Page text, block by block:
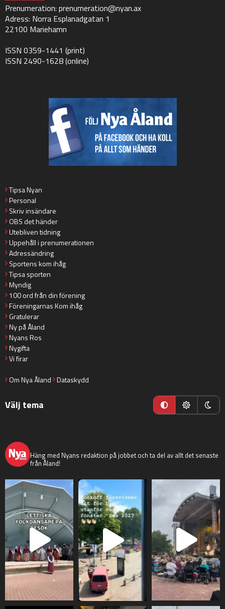
Prenumeration: prenumeration@nyan.ax
Adress: Norra Esplanadgatan 1
22100 Mariehamn
ISSN 0359-1441 (print)
ISSN 2490-1628 (online)
Tipsa Nyan
Personal
Skriv insändare
OBS det händer
Utebliven tidning
Uppehåll i prenumerationen
Adressändring
Sportens kom ihåg
Tipsa sporten
Myndig
100 ord från din förening
Föreningarnas Kom ihåg
Gratulerar
Ny på Åland
Nyans Ros
Nygifta
Vi firar
Om Nya Åland Dataskydd
Välj tema
Häng med Nyans redaktion på jobbet och ta del av allt det senaste
från Åland!